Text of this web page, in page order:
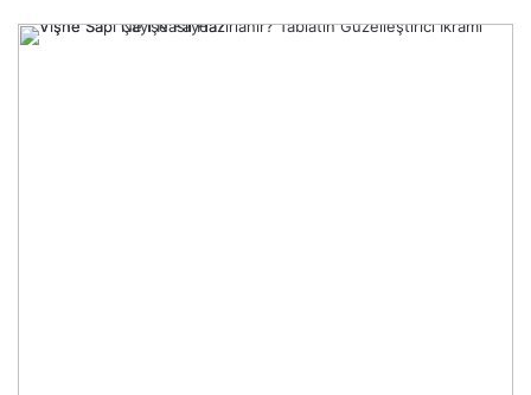
göndermek